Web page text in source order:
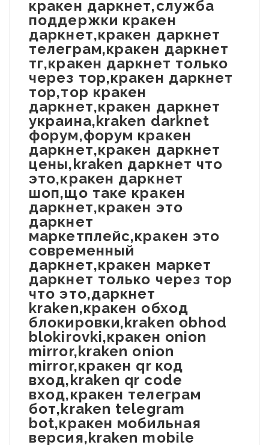
кракен даркнет,служба
поддержки кракен
даркнет,кракен даркнет
телеграм,кракен даркнет
тг,кракен даркнет только
через тор,кракен даркнет
тор,тор кракен
даркнет,кракен даркнет
украина,kraken darknet
форум,форум кракен
даркнет,кракен даркнет
цены,kraken даркнет что
это,кракен даркнет
шоп,що таке кракен
даркнет,кракен это
даркнет
маркетплейс,кракен это
современный
даркнет,кракен маркет
даркнет только через тор
что это,даркнет
kraken,кракен обход
блокировки,kraken obhod
blokirovki,кракен onion
mirror,kraken onion
mirror,кракен qr код
вход,kraken qr code
вход,кракен телеграм
бот,kraken telegram
bot,кракен мобильная
версия,kraken mobile